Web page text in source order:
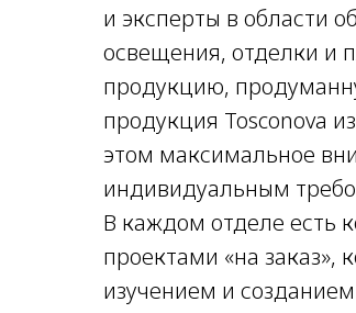
и эксперты в области
освещения, отделки и
продукцию,
продукция Tosconova
этом максимальное
индивидуальным
В каждом отделе есть
проектами «на заказ»,
изучением и